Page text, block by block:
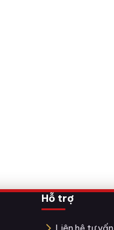
Hỗ trợ
Liên hệ tư vấn